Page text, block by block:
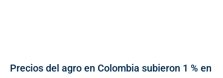
Precios del agro en Colombia subieron 1 % en